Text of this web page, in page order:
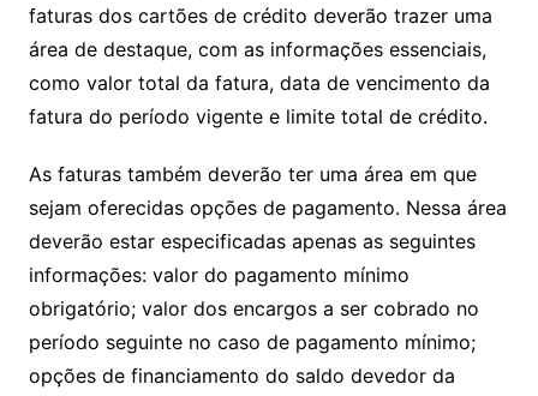
faturas dos cartões de crédito deverão trazer uma
área de destaque, com as informações essenciais,
como valor total da fatura, data de vencimento da
fatura do período vigente e limite total de crédito.
As faturas também deverão ter uma área em que
sejam oferecidas opções de pagamento. Nessa área
deverão estar especificadas apenas as seguintes
informações: valor do pagamento mínimo
obrigatório; valor dos encargos a ser cobrado no
período seguinte no caso de pagamento mínimo;
opções de financiamento do saldo devedor da